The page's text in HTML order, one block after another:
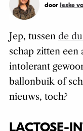
door Jeske
Jep, tussen de
schap zitten een
intolerant
ballonbuik of
nieuws, toch?
LACTOSE-